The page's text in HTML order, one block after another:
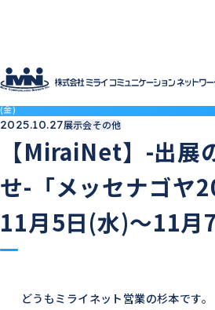
企業情報
企業情報トップ
会社概要
電子決済等代行業について
沿革
アクセス
サービス
サービストップ
MRS
ドメインセンター
Mirai DC
LGWAN接続サービス
受発注管理アプリ「惣菜EX」
採用情報
採用情報トップ
ABOUT MIRAI
INTERVIEW
ENTRY
社員ブログ
アクセス
契約約款
社員ブログ
【MiraiNet】-出展のお知らせ-「メッセナゴヤ2025
(金)
2025.10.27展示会その他
【MiraiNet】-出展
せ-「メッセナゴヤ
11月5日(水)～11月
どうもミライネット営業の杉本です。